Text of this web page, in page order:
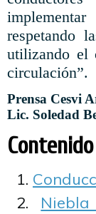
respetando
utilizando el
circulación”.
Prensa Cesvi
Lic. Soledad